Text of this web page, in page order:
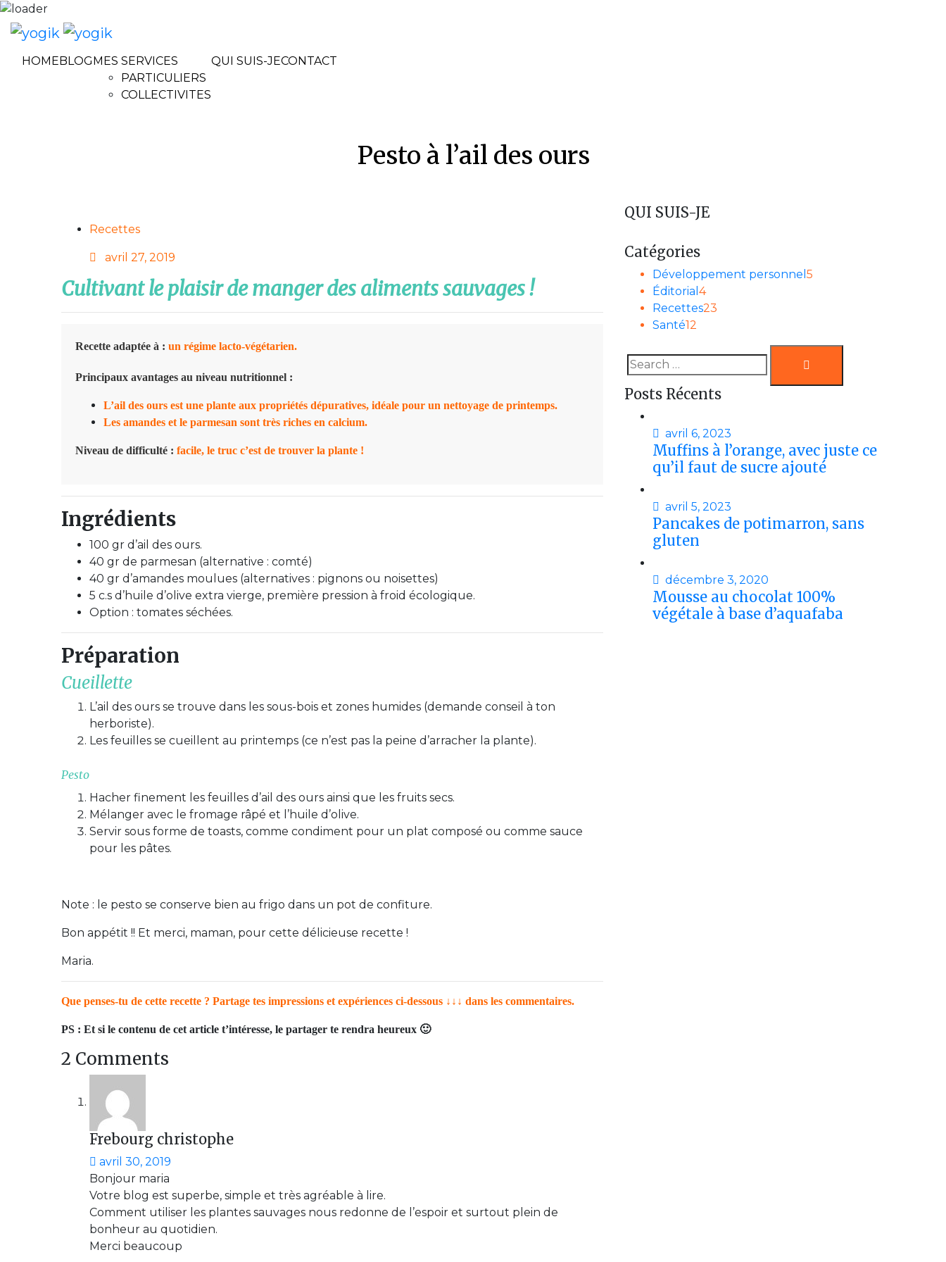
HOMEBLOGMES SERVICES
PARTICULIERS
COLLECTIVITES
QUI SUIS-JECONTACT
Pesto à l’ail des ours
Recettes
Posted
avril 27, 2019
Cultivant le plaisir de manger des aliments sauvages !
Recette adaptée à : un régime lacto-végétarien.
Principaux avantages au niveau nutritionnel :
L’ail des ours est une plante aux propriétés dépuratives, idéale pour un nettoyage de printemps.
Les amandes et le parmesan sont très riches en calcium.
Niveau de difficulté : facile, le truc c’est de trouver la plante !
Ingrédients
100 gr d’ail des ours.
40 gr de parmesan (alternative : comté)
40 gr d’amandes moulues (alternatives : pignons ou noisettes)
5 c.s d’huile d’olive extra vierge, première pression à froid écologique.
Option : tomates séchées.
Préparation
Cueillette
L’ail des ours se trouve dans les sous-bois et zones humides (demande conseil à ton
herboriste).
Les feuilles se cueillent au printemps (ce n’est pas la peine d’arracher la plante).
Pesto
Hacher finement les feuilles d’ail des ours ainsi que les fruits secs.
Mélanger avec le fromage râpé et l’huile d’olive.
Servir sous forme de toasts, comme condiment pour un plat composé ou comme sauce
pour les pâtes.
Note : le pesto se conserve bien au frigo dans un pot de confiture.
Bon appétit !! Et merci, maman, pour cette délicieuse recette !
Maria.
Que penses-tu de cette recette ? Partage tes impressions et expériences ci-dessous ↓↓↓ dans les commentaires.
PS : Et si le contenu de cet article t’intéresse, le partager te rendra heureux 🙂
2 Comments
Frebourg christophe
avril 30, 2019
Bonjour maria
Votre blog est superbe, simple et très agréable à lire.
Comment utiliser les plantes sauvages nous redonne de l’espoir et surtout plein de
bonheur au quotidien.
Merci beaucoup
QUI SUIS-JE
Catégories
Développement personnel 5
Éditorial 4
Recettes23
Santé12
Search
for:
Posts Récents
avril 6, 2023
Muffins à l’orange, avec juste ce
qu’il faut de sucre ajouté
avril 5, 2023
Pancakes de potimarron, sans
gluten
décembre 3, 2020
Mousse au chocolat 100%
végétale à base d’aquafaba